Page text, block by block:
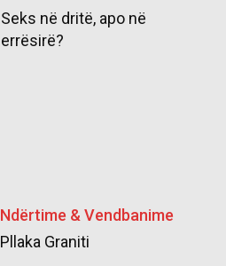
Seks në dritë, apo në
errësirë?
Ndërtime & Vendbanime
Pllaka Graniti